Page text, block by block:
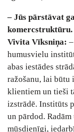
– Jūs pārstāvat
komercstruktūru.
Vivita Vīksniņa:
humusvielu
abas iestādes
ražošanu, lai būtu
klientiem un tieši
izstrādē. Institūts
un pārdod.
mūsdienīgi,